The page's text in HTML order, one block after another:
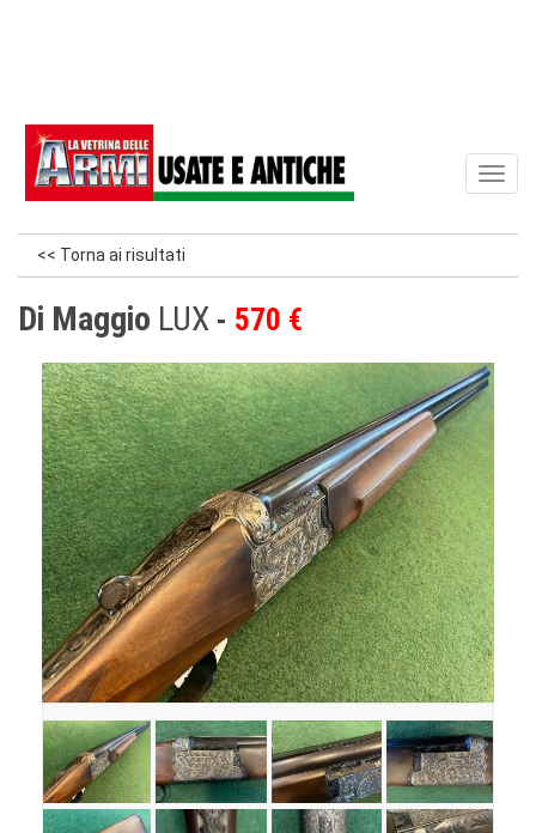
<< Torna ai risultati
Di Maggio LUX 570 €